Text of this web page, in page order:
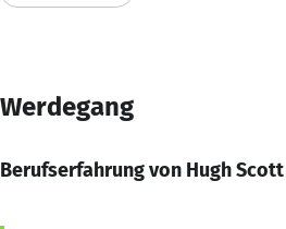
Werdegang
Berufserfahrung von Hugh Scott